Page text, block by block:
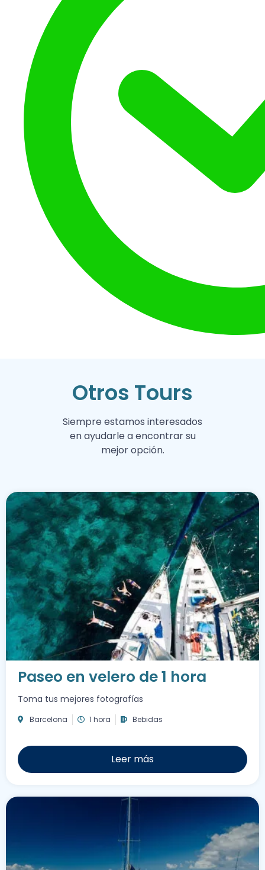
Otros Tours
Siempre estamos interesados
en ayudarle a encontrar su
mejor opción.
Paseo en velero de 1 hora
Toma tus mejores fotografías
Barcelona 1 hora Bebidas
Leer más